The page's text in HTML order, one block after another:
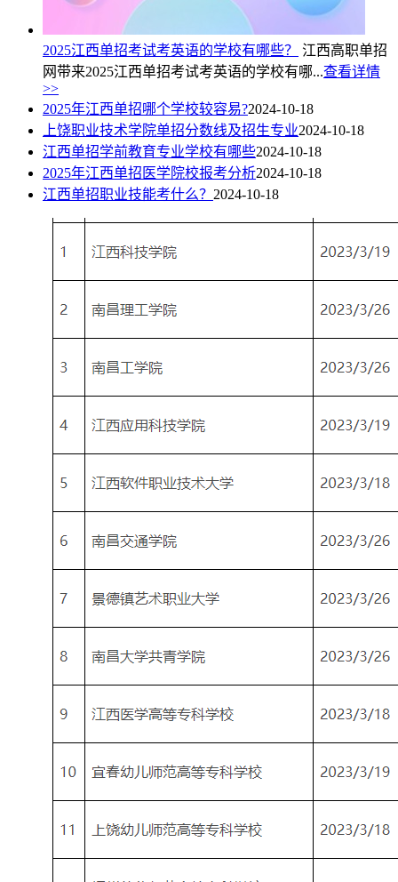
2025江西单招考试考英语的学校有哪些？
江西高职单招
网带来2025江西单招考试考英语的学校有哪...查看详情
>>
2025年江西单招哪个学校较容易?2024-10-18
上饶职业技术学院单招分数线及招生专业2024-10-18
江西单招学前教育专业学校有哪些2024-10-18
2025年江西单招医学院校报考分析2024-10-18
江西单招职业技能考什么？ 2024-10-18